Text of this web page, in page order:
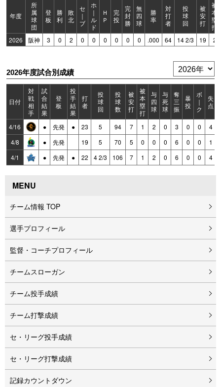
年度
所
属
球
団
登
板
勝
利
敗
北
セ
｜
ブ
ホ
｜
ル
ド
Ｈ
Ｐ
完
投
完
封
勝
無
四
球
勝
率
対
打
者
投
球
回
被
安
打
被
本
塁
打
2026
阪神 3 0 2 0 0 0 0 0 0 .000 64 14 2/3 19 2
2026年度試合別成績
日付
対
戦
相
手
試
合
結
果
登
板
投
手
結
果
打
者
投
球
回
投
球
数
被
安
打
被
本
塁
打
与
四
球
与
死
球
奪
三
振
暴
投
ボ
｜
ク
失
点
4/16 ● 先発 ● 23 5 94 7 1 2 0 3 0 0 4
4/8
● 先発 19 5 70 5 0 0 0 6 0 0 1
4/1
● 先発 ● 22 4 2/3 106 7 1 2 0 6 0 0 4
MENU
チーム情報 TOP
選手プロフィール
監督・コーチプロフィール
チームスローガン
チーム投手成績
チーム打撃成績
セ・リーグ投手成績
セ・リーグ打撃成績
記録カウントダウン